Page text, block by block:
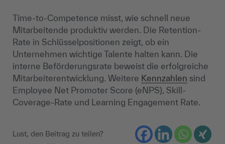
Time-to-Competence misst, wie schnell neue
Mitarbeitende produktiv werden. Die Retention-
Rate in Schlüsselpositionen zeigt, ob ein
Unternehmen wichtige Talente halten kann. Die
interne Beförderungsrate beweist die erfolgreiche
Mitarbeiterentwicklung. Weitere Kennzahlen sind
Employee Net Promoter Score (eNPS), Skill-
Coverage-Rate und Learning Engagement Rate.
Lust, den Beitrag zu teilen?